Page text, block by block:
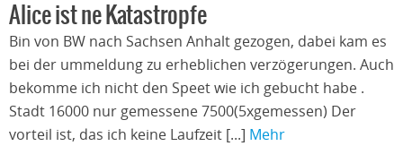
Alice ist ne Katastropfe
Bin von BW nach Sachsen Anhalt gezogen, dabei kam es
bei der ummeldung zu erheblichen verzögerungen. Auch
bekomme ich nicht den Speet wie ich gebucht habe .
Stadt 16000 nur gemessene 7500(5xgemessen) Der
vorteil ist, das ich keine Laufzeit [...] Mehr